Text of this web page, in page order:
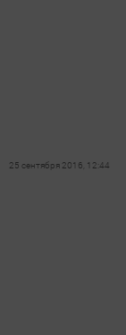
25 сентября 2016, 12:44